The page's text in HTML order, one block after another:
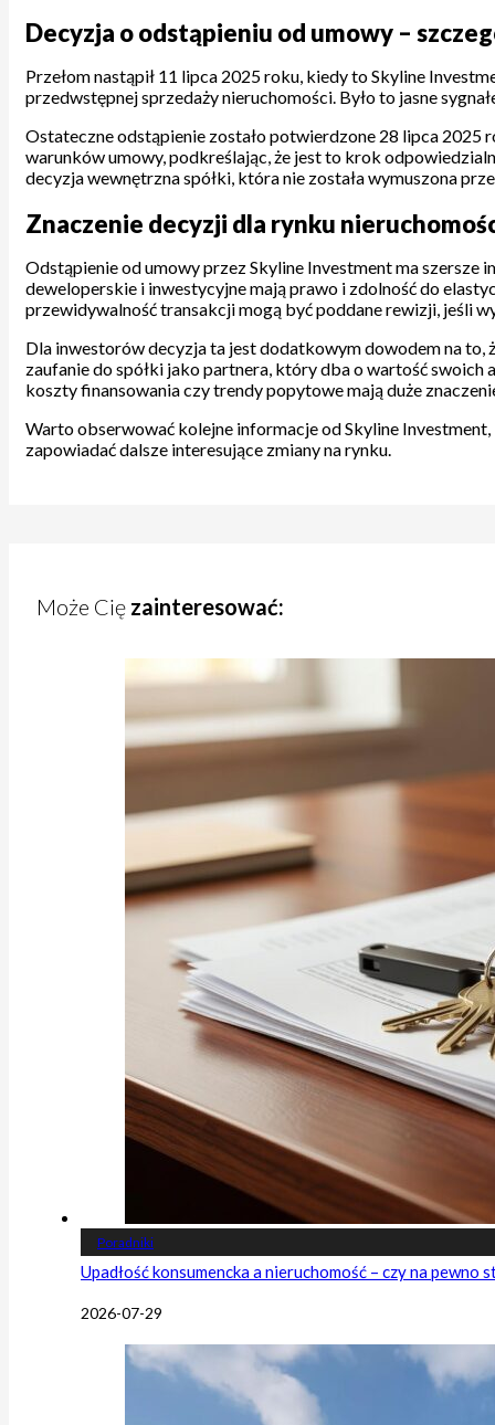
Decyzja o odstąpieniu od umowy –
Przełom nastąpił 11 lipca 2025 roku, kiedy to Skyline
przedwstępnej sprzedaży nieruchomości. Było to jasne
Ostateczne odstąpienie zostało potwierdzone 28 lipca 2025
warunków umowy, podkreślając, że jest to krok
decyzja wewnętrzna spółki, która nie została wymuszona
Znaczenie decyzji dla rynku
Odstąpienie od umowy przez Skyline Investment ma szersze
deweloperskie i inwestycyjne mają prawo i zdolność do
przewidywalność transakcji mogą być poddane rewizji, jeśli
Dla inwestorów decyzja ta jest dodatkowym dowodem na to,
zaufanie do spółki jako partnera, który dba o wartość
koszty finansowania czy trendy popytowe mają duże
Warto obserwować kolejne informacje od Skyline
zapowiadać dalsze interesujące zmiany na rynku.
Może Cię zainteresować:
Poradniki
Upadłość konsumencka a nieruchomość – czy na pewno
2026-07-29